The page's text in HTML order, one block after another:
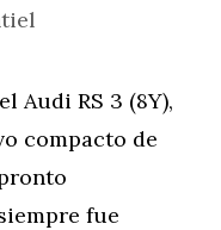
Audi RS 3 (8Y),
compacto de
fue